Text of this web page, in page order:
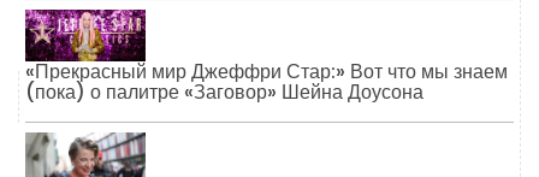
«Прекрасный мир Джеффри Стар:» Вот что мы знаем
(пока) о палитре «Заговор» Шейна Доусона